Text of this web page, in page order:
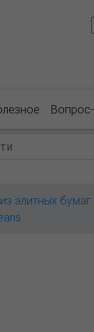
Вопрос-
элитных бумаг